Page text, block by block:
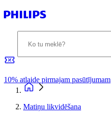
10% atlaide pirmajam pasūtījumam
Matiņu likvidēšana